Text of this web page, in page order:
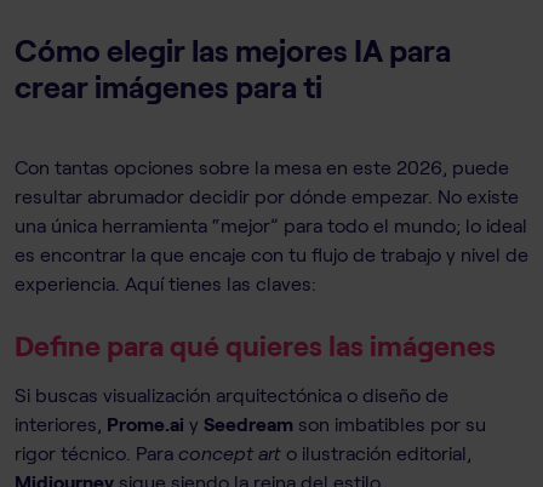
Cómo elegir las mejores IA para
crear imágenes para ti
Con tantas opciones sobre la mesa en este 2026, puede
resultar abrumador decidir por dónde empezar. No existe
una única herramienta “mejor” para todo el mundo; lo ideal
es encontrar la que encaje con tu flujo de trabajo y nivel de
experiencia. Aquí tienes las claves:
Define para qué quieres las imágenes
Si buscas visualización arquitectónica o diseño de
interiores, Prome.ai y Seedream son imbatibles por su
rigor técnico. Para concept art o ilustración editorial,
Midjourney sigue siendo la reina del estilo.